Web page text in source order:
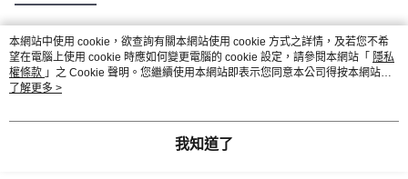
熱門標籤
本網站中使用 cookie，欲查詢有關本網站使用 cookie 方式之詳情，及若您不希
望在電腦上使用 cookie 時應如何變更電腦的 cookie 設定，請參閱本網站「 隱私
權條款 」之 Cookie 聲明。您繼續使用本網站即表示您同意本公司得按本網站使
用條款之 Cookie 聲明使用 cookie。
了解更多 >
我知道了